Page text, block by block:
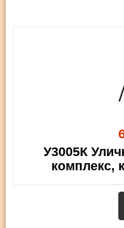
У3005К
комплекс,